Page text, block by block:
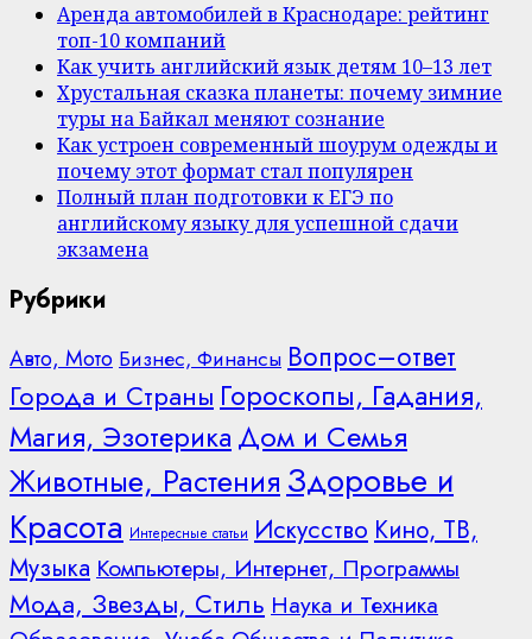
Аренда автомобилей в Краснодаре: рейтинг
топ-10 компаний
Как учить английский язык детям 10–13 лет
Хрустальная сказка планеты: почему зимние
туры на Байкал меняют сознание
Как устроен современный шоурум одежды и
почему этот формат стал популярен
Полный план подготовки к ЕГЭ по
английскому языку для успешной сдачи
экзамена
Рубрики
Авто, Мото Бизнес, Финансы Вопрос–ответ
Города и Страны Гороскопы, Гадания,
Магия, Эзотерика Дом и Семья
Животные, Растения Здоровье и
Красота Интересные статьи Искусство Кино, ТВ,
Музыка Компьютеры, Интернет, Программы
Мода, Звезды, Стиль Наука и Техника